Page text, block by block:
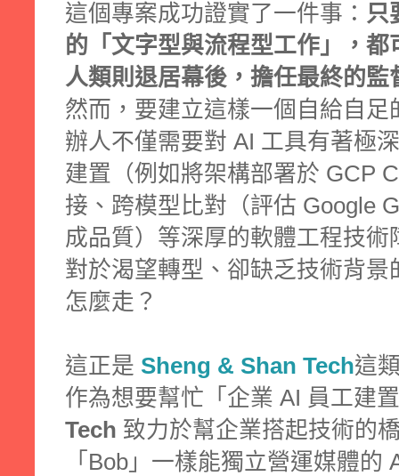
這個專案成功證實了一件事： 只
的「文字型與流程型工作」，
人類則退居幕後，擔任最終的監
然而，要建立這樣一個自給自
辦人不僅需要對 AI 工具有著極
建置（例如將架構部署於 GCP
接、跨模型比對（評估 Google
成品質）等深厚的軟體工程技術
對於渴望轉型、卻缺乏技術背
怎麼走？
這正是 Sheng & Shan Tech這
作為想要幫忙「企業 AI 員工建
Tech 致力於幫企業搭起技術的
「Bob」一樣能獨立營運媒體